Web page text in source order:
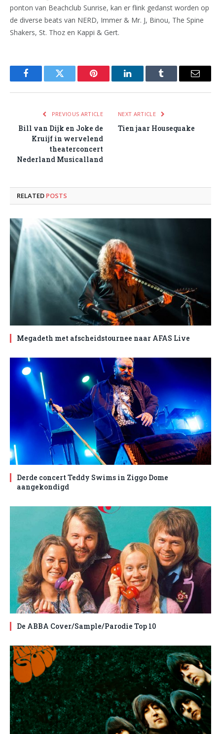
ponton van Beachclub Sunrise, kan er flink gedanst worden op
de diverse beats van NERD, Immer & Mr. J, Binou, The Spine
Shakers, St. Thoz en Kappi & Gert.
FacebookTwitter Pinterest LinkedInTumblr Email
PREVIOUS ARTICLE
Bill van Dijk en Joke de
Kruijf in wervelend
theaterconcert
Nederland Musicalland
NEXT ARTICLE
Tien jaar Housequake
RELATED POSTS
Megadeth met afscheidstournee naar AFAS Live
Derde concert Teddy Swims in Ziggo Dome
aangekondigd
De ABBA Cover/Sample/Parodie Top 10